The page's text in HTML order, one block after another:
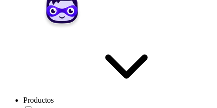
Productos